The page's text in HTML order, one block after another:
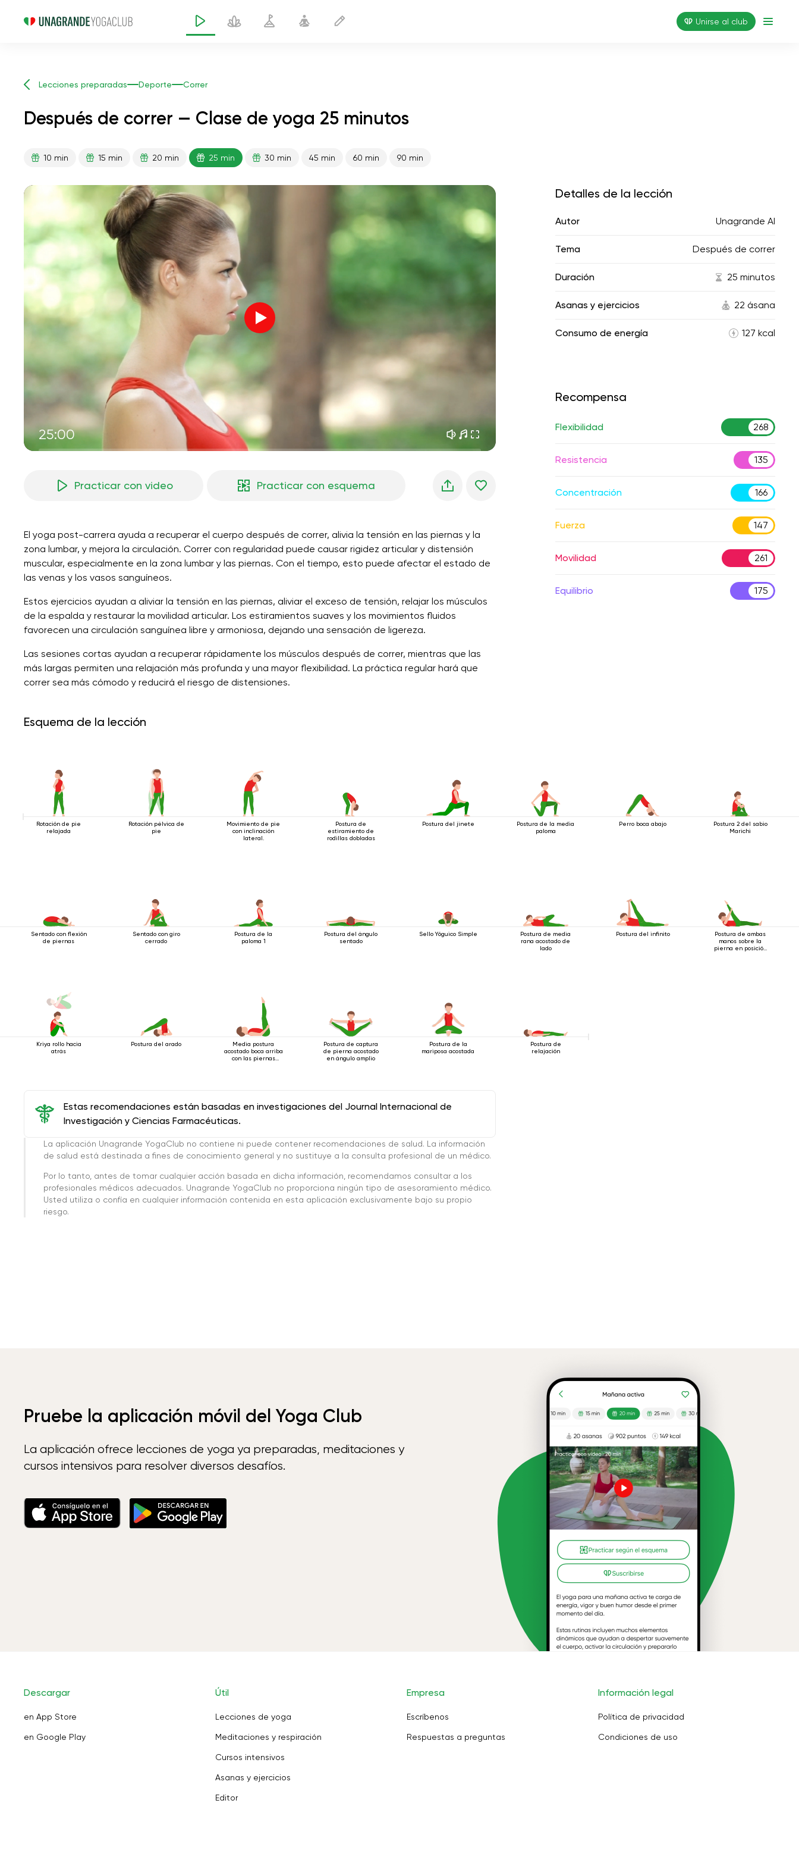
Unirse al club
Lecciones preparadas Deporte Correr
Después de correr — Clase de yoga 25 minutos
10 min 15 min 20 min 25 min 30 min 45 min 60 min 90 min
25:00
Voz del instructor
01:44
sueños matutinos
lluvia de verano 02:00
silencio de montaña
la voz del viento
bosque de primavera 02:00
Practicar con video Practicar con esquema
El yoga post-carrera ayuda a recuperar el cuerpo después de correr, alivia la tensión en las piernas y la
zona lumbar, y mejora la circulación. Correr con regularidad puede causar rigidez articular y distensión
muscular, especialmente en la zona lumbar y las piernas. Con el tiempo, esto puede afectar el estado de
las venas y los vasos sanguíneos.
Estos ejercicios ayudan a aliviar la tensión en las piernas, aliviar el exceso de tensión, relajar los músculos
de la espalda y restaurar la movilidad articular. Los estiramientos suaves y los movimientos fluidos
favorecen una circulación sanguínea libre y armoniosa, dejando una sensación de ligereza.
Las sesiones cortas ayudan a recuperar rápidamente los músculos después de correr, mientras que las
más largas permiten una relajación más profunda y una mayor flexibilidad. La práctica regular hará que
correr sea más cómodo y reducirá el riesgo de distensiones.
Detalles de la lección
Autor Unagrande AI
Tema Después de correr
Duración 25 minutos
Asanas y ejercicios 22 ásana
Consumo de energía 127 kcal
Recompensa
Flexibilidad 268
Resistencia 135
Concentración 166
Fuerza 147
Movilidad 261
Equilibrio 175
Esquema de la lección
Rotación de pie
relajada
Rotación pélvica de
pie
Movimiento de pie
con inclinación
lateral.
Postura de
estiramiento de
rodillas dobladas
Postura del jinete
Postura de la media
paloma
Perro boca abajo
Postura 2 del sabio
Marichi
Sentado con flexión
de piernas
Sentado con giro
cerrado
Postura de la
paloma 1
Postura del ángulo
sentado
Sello Yóguico Simple
Postura de media
rana acostado de
lado
Postura del infinito
Postura de ambas
manos sobre la
pierna en posición
Kriya rollo hacia
atrás
Postura del arado
Media postura
acostado boca arriba
con las piernas
Postura de captura
de pierna acostado
en ángulo amplio
Postura de la
mariposa acostada
Postura de
relajación
Estas recomendaciones están basadas en investigaciones del Journal Internacional de
Investigación y Ciencias Farmacéuticas.
La aplicación Unagrande YogaClub no contiene ni puede contener recomendaciones de salud. La información
de salud está destinada a fines de conocimiento general y no sustituye a la consulta profesional de un médico.
Por lo tanto, antes de tomar cualquier acción basada en dicha información, recomendamos consultar a los
profesionales médicos adecuados. Unagrande YogaClub no proporciona ningún tipo de asesoramiento médico.
Usted utiliza o confía en cualquier información contenida en esta aplicación exclusivamente bajo su propio
riesgo.
Pruebe la aplicación móvil del Yoga Club
La aplicación ofrece lecciones de yoga ya preparadas, meditaciones y
cursos intensivos para resolver diversos desafíos.
Descargar
en App Store
en Google Play
Útil
Lecciones de yoga
Meditaciones y respiración
Cursos intensivos
Asanas y ejercicios
Editor
Empresa
Escríbenos
Respuestas a preguntas
Información legal
Política de privacidad
Condiciones de uso